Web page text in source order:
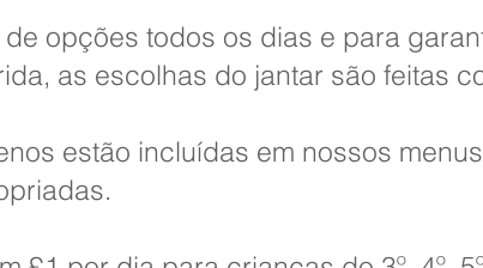
opções todos os dias e para
as escolhas do jantar são feitas
estão incluídas em nossos